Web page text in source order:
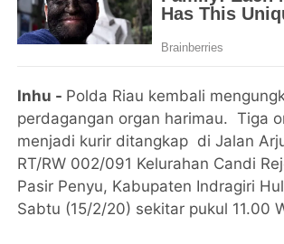
Inhu - Polda Riau kembali
perdagangan organ harimau. Tiga
menjadi kurir ditangkap di Jalan
RT/RW 002/091 Kelurahan Candi
Pasir Penyu, Kabupaten Indragiri
Sabtu (15/2/20) sekitar pukul 11.00